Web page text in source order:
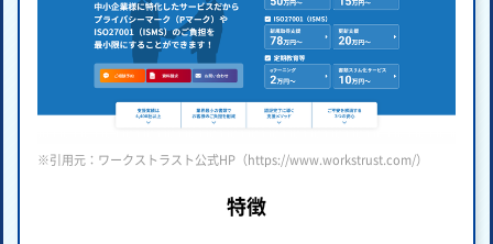
※引用元：ワークストラスト公式HP（https://www.workstrust.com/）
特徴